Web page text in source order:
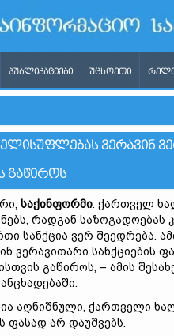
ᲞᲣᲑᲚᲘᲙᲐᲪᲘᲔᲑᲘ ᲣᲪᲮᲝᲔᲗᲘ
ᲕᲔᲠᲐᲕᲘᲜ
ᲒᲐᲬᲘᲠᲝᲡ
საქინფორმი. ქართველ
რადგან საზოგადოებას
სანქცია ვერ შეედრება.
ვერავითარი სანქციების
გაწიროს, – ამის
აღნიშნული, ქართველი
ფასად არ დაუშვებს.